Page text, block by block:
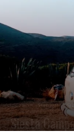
Surfen Portugal
Siesta